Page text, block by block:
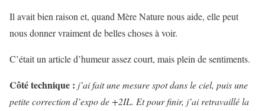
Il avait bien raison et, quand Mère Nature nous aide, elle peut
nous donner vraiment de belles choses à voir.
C’était un article d’humeur assez court, mais plein de sentiments.
Côté technique : j’ai fait une mesure spot dans le ciel, puis une
petite correction d’expo de +2IL. Et pour finir, j’ai retravaillé la